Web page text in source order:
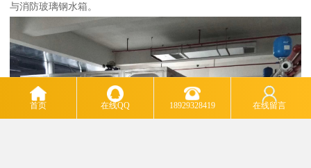
与消防玻璃钢水箱。
首页 在线QQ 18929328419 在线留言